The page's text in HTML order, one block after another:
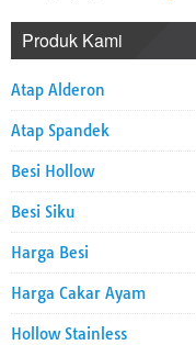
Produk Kami
Atap Alderon
Atap Spandek
Besi Hollow
Besi Siku
Harga Besi
Harga Cakar Ayam
Hollow Stainless